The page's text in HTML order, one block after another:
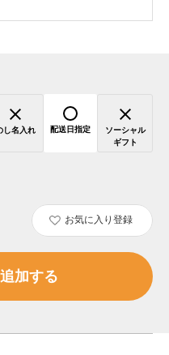
し名入れ 配送日指定
ソーシャル
ギフト
お気に入り登録